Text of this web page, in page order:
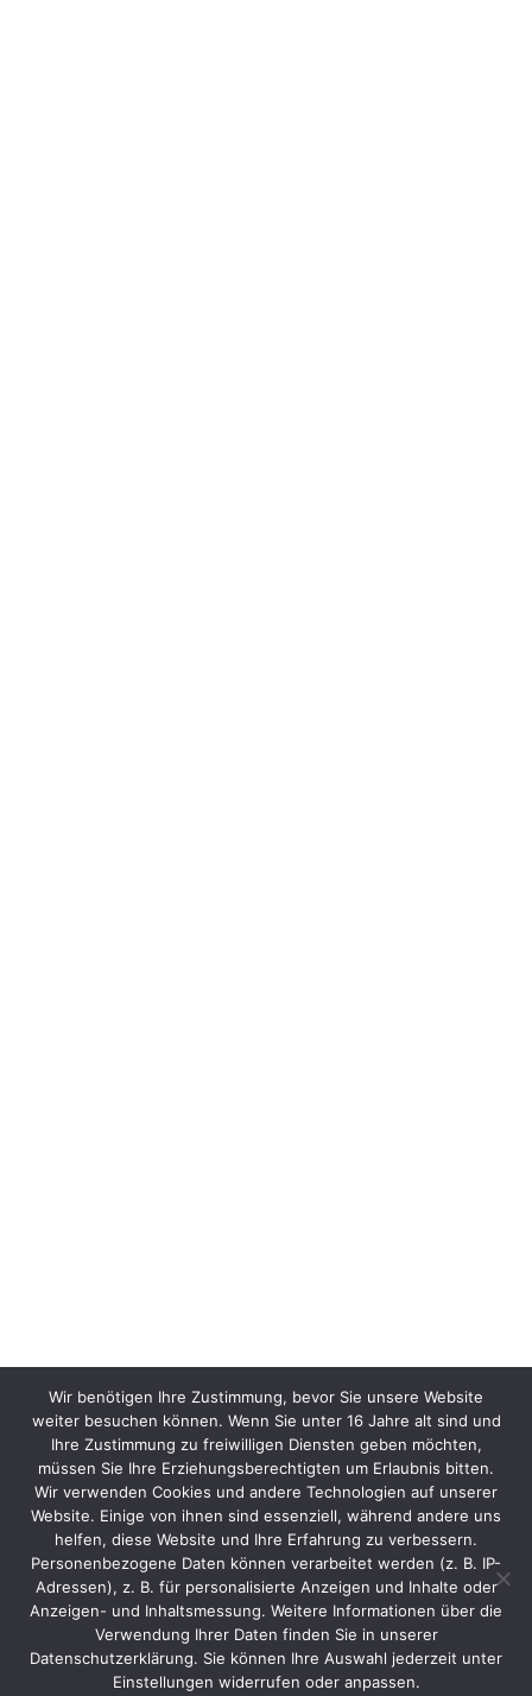
Wir benötigen Ihre Zustimmung, bevor Sie unsere Website
weiter besuchen können. Wenn Sie unter 16 Jahre alt sind und
Ihre Zustimmung zu freiwilligen Diensten geben möchten,
müssen Sie Ihre Erziehungsberechtigten um Erlaubnis bitten.
Wir verwenden Cookies und andere Technologien auf unserer
Website. Einige von ihnen sind essenziell, während andere uns
helfen, diese Website und Ihre Erfahrung zu verbessern.
Personenbezogene Daten können verarbeitet werden (z. B. IP-
Adressen), z. B. für personalisierte Anzeigen und Inhalte oder
Anzeigen- und Inhaltsmessung. Weitere Informationen über die
Verwendung Ihrer Daten finden Sie in unserer
Datenschutzerklärung. Sie können Ihre Auswahl jederzeit unter
Einstellungen widerrufen oder anpassen.